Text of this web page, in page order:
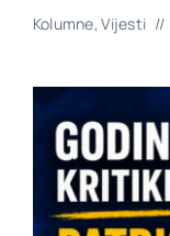
Izdavaštvo
Promocije
Kontakt
Kolumne Vijesti